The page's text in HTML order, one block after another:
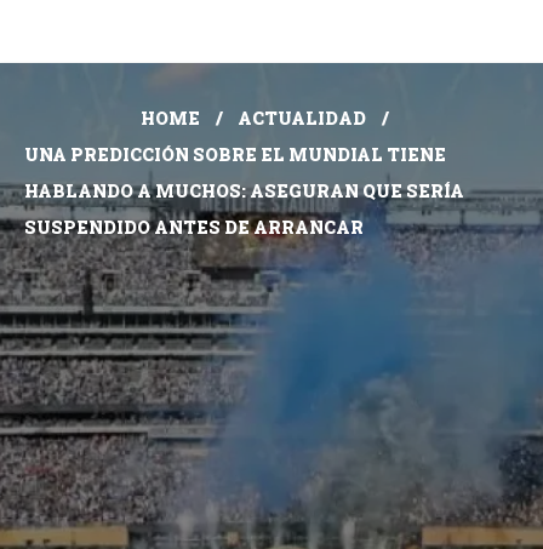
HOME
ACTUALIDAD
UNA PREDICCIÓN SOBRE EL MUNDIAL TIENE
HABLANDO A MUCHOS: ASEGURAN QUE SERÍA
SUSPENDIDO ANTES DE ARRANCAR